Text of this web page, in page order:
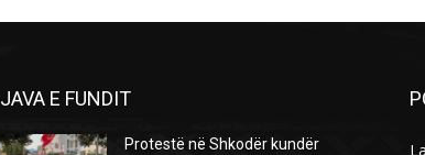
JAVA E FUNDIT
Protestë në Shkodër kundër